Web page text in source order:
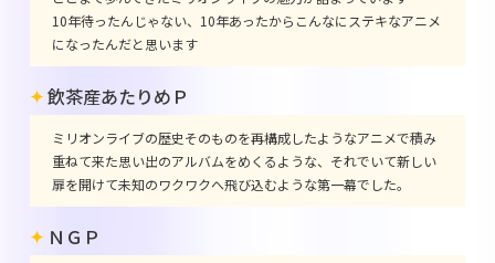
10年待ったんじゃない、10年あったからこんなにステキなアニメ
になったんだと思います
飲茶産あたりめＰ
ミリオンライブの歴史そのものを再構成したようなアニメで積み
重ねて来た思い出のアルバムをめくるような、それでいて新しい
扉を開けて未知のワクワクへ飛び込むような第一幕でした。
ＮＧＰ